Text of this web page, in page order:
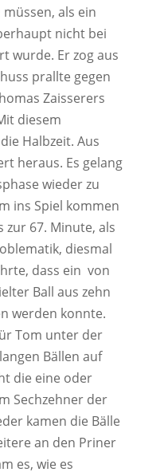
als ein
nicht bei
wurde. Er zog aus
prallte gegen
Zaisserers
diesem
Halbzeit. Aus
heraus. Es gelang
wieder zu
ins Spiel kommen
zur 67. Minute, als
diesmal
dass ein von
Ball aus zehn
werden konnte.
Tom unter der
Bällen auf
die eine oder
Sechzehner der
kamen die Bälle
an den Priner
es, wie es